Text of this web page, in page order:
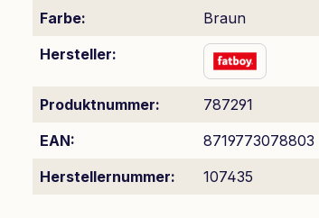
Farbe:
Braun
Hersteller:
Produktnummer:
787291
EAN:
8719773078803
Herstellernummer:
107435